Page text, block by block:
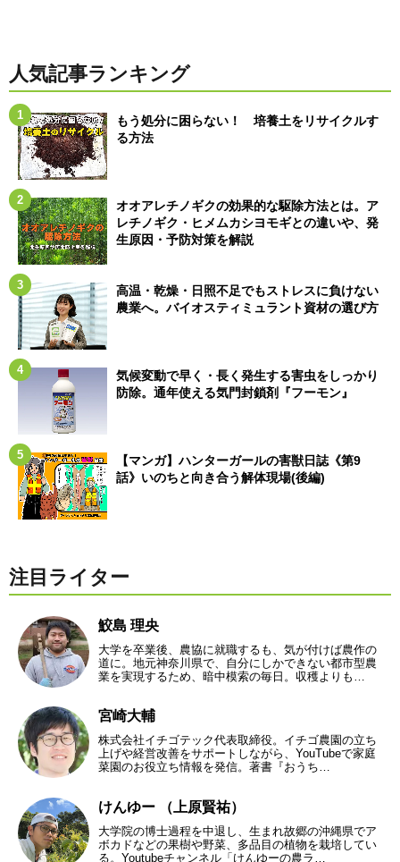
人気記事ランキング
もう処分に困らない！ 培養土をリサイクルす
る方法
オオアレチノギクの効果的な駆除方法とは。ア
レチノギク・ヒメムカシヨモギとの違いや、発
生原因・予防対策を解説
高温・乾燥・日照不足でもストレスに負けない
農業へ。バイオスティミュラント資材の選び方
気候変動で早く・長く発生する害虫をしっかり
防除。通年使える気門封鎖剤『フーモン』
【マンガ】ハンターガールの害獣日誌《第9
話》いのちと向き合う解体現場(後編)
注目ライター
鮫島 理央
大学を卒業後、農協に就職するも、気が付けば農作の
道に。地元神奈川県で、自分にしかできない都市型農
業を実現するため、暗中模索の毎日。収穫よりも…
宮崎大輔
株式会社イチゴテック代表取締役。イチゴ農園の立ち
上げや経営改善をサポートしながら、YouTubeで家庭
菜園のお役立ち情報を発信。著書『おうち…
けんゆー （上原賢祐）
大学院の博士過程を中退し、生まれ故郷の沖縄県でア
ボカドなどの果樹や野菜、多品目の植物を栽培してい
る。Youtubeチャンネル「けんゆーの農ラ…